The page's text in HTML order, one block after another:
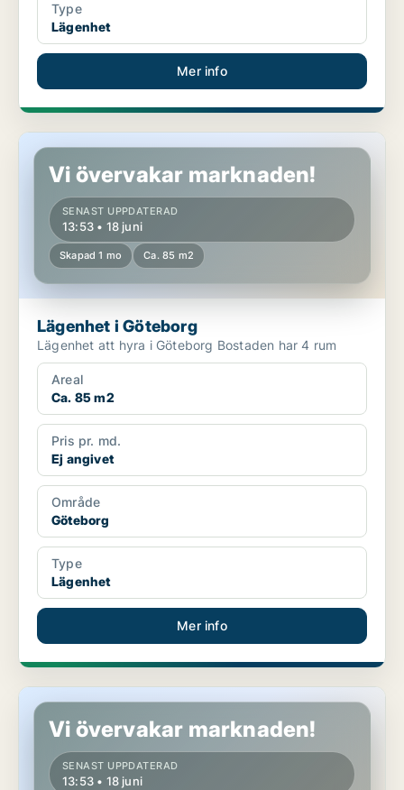
Type
Lägenhet
Mer info
Lägenhet i Göteborg
Vi övervakar marknaden!
SENAST UPPDATERAD
13:53 • 18 juni
Skapad 1 mo Ca. 85 m2
Lägenhet i Göteborg
Lägenhet att hyra i Göteborg Bostaden har 4 rum
Areal
Ca. 85 m2
Pris pr. md.
Ej angivet
Område
Göteborg
Type
Lägenhet
Mer info
Lägenhet i Göteborg
Vi övervakar marknaden!
SENAST UPPDATERAD
13:53 • 18 juni